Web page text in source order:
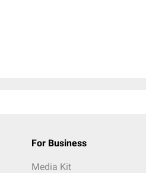
For Business
Media Kit